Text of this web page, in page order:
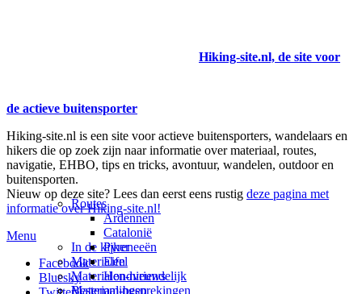
Hiking-site.nl, de site voor
de actieve buitensporter
Hiking-site.nl is een site voor actieve buitensporters, wandelaars en
hikers die op zoek zijn naar informatie over materiaal, routes,
navigatie, EHBO, tips en tricks, avontuur, wandelen, outdoor en
buitensporten.
Nieuw op deze site? Lees dan eerst eens rustig deze pagina met
informatie over Hiking-site.nl!
Menu
Facebook
Bluesky
In de kijker
Materialen
Materialen-nieuws
Materiaal-besprekingen
Routes
Ardennen
Catalonië
Pyreneeën
Eifel
Hondvriendelijk
Bestemmingen